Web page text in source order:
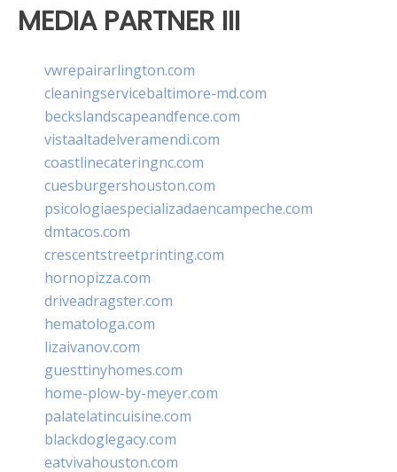
MEDIA PARTNER III
vwrepairarlington.com
cleaningservicebaltimore-md.com
beckslandscapeandfence.com
vistaaltadelveramendi.com
coastlinecateringnc.com
cuesburgershouston.com
psicologiaespecializadaencampeche.com
dmtacos.com
crescentstreetprinting.com
hornopizza.com
driveadragster.com
hematologa.com
lizaivanov.com
guesttinyhomes.com
home-plow-by-meyer.com
palatelatincuisine.com
blackdoglegacy.com
eatvivahouston.com